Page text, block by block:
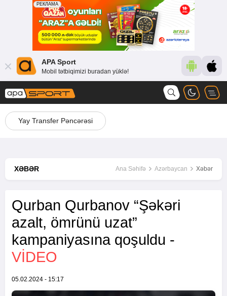
APA Sport
Mobil tətbiqimizi buradan yüklə!
Yay Transfer Pəncərəsi
XƏBƏR Ana Səhifə Azərbaycan Xəbər
Qurban Qurbanov “Şəkəri
azalt, ömrünü uzat”
kampaniyasına qoşuldu -
VİDEO
05.02.2024 - 15:17